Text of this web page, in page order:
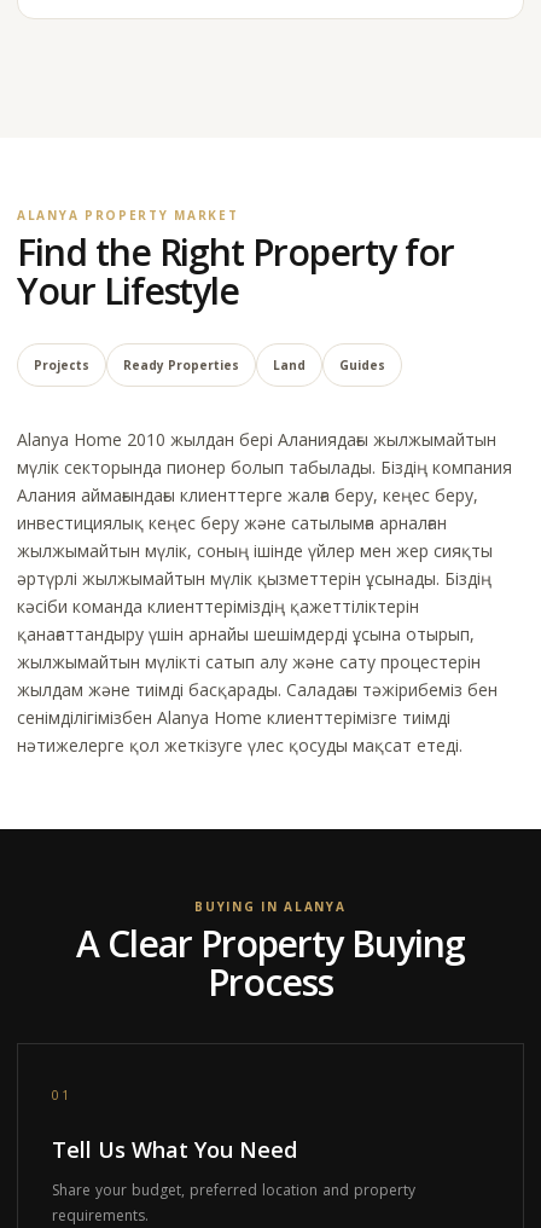
ALANYA PROPERTY MARKET
Find the Right Property for
Your Lifestyle
Projects Ready Properties Land Guides
Alanya Home 2010 жылдан бері Аланиядағы жылжымайтын
мүлік секторында пионер болып табылады. Біздің компания
Алания аймағындағы клиенттерге жалға беру, кеңес беру,
инвестициялық кеңес беру және сатылымға арналған
жылжымайтын мүлік, соның ішінде үйлер мен жер сияқты
әртүрлі жылжымайтын мүлік қызметтерін ұсынады. Біздің
кәсіби команда клиенттеріміздің қажеттіліктерін
қанағаттандыру үшін арнайы шешімдерді ұсына отырып,
жылжымайтын мүлікті сатып алу және сату процестерін
жылдам және тиімді басқарады. Саладағы тәжірибеміз бен
сенімділігімізбен Alanya Home клиенттерімізге тиімді
нәтижелерге қол жеткізуге үлес қосуды мақсат етеді.
BUYING IN ALANYA
A Clear Property Buying
Process
01
Tell Us What You Need
Share your budget, preferred location and property
requirements.